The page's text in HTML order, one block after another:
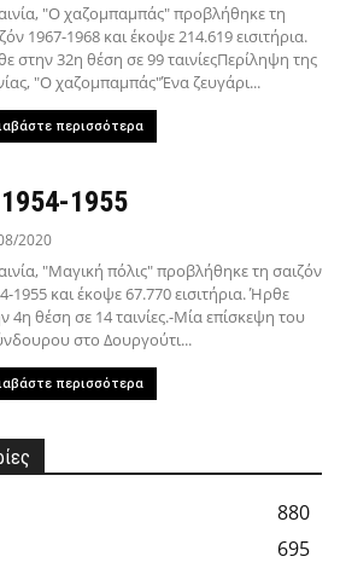
"Ο χαζομπαμπάς" προβλήθηκε τη
1967-1968 και έκοψε 214.619 εισιτήρια.
στην 32η θέση σε 99 ταινίεςΠερίληψη της
"Ο χαζομπαμπάς"Ένα ζευγάρι...
περισσότερα
1955
2020
"Μαγική πόλις" προβλήθηκε τη σαιζόν
1955 και έκοψε 67.770 εισιτήρια. Ήρθε
4η θέση σε 14 ταινίες.-Μία επίσκεψη του
στο Δουργούτι...
περισσότερα
880
695